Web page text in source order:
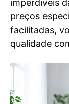
imperdíveis
preços
facilitadas,
qualidade